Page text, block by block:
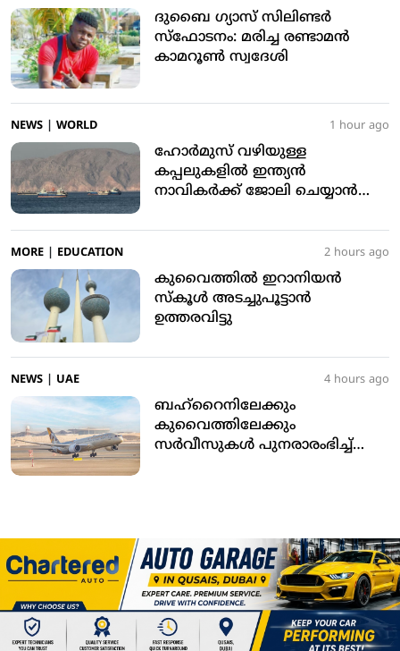
ദുബൈ ഗ്യാസ് സിലിണ്ടര്‍
സ്‌ഫോടനം: മരിച്ച രണ്ടാമന്‍
കാമറൂണ്‍ സ്വദേശി
NEWS WORLD 1 hour ago
ഹോര്‍മുസ് വഴിയുള്ള
കപ്പലുകളില്‍ ഇന്ത്യന്‍
നാവികര്‍ക്ക് ജോലി ചെയ്യാന്‍
MORE EDUCATION 2 hours ago
കുവൈത്തില്‍ ഇറാനിയന്‍
സ്‌കൂള്‍ അടച്ചുപൂട്ടാന്‍
ഉത്തരവിട്ടു
NEWS UAE 4 hours ago
ബഹ്‌റൈനിലേക്കും
കുവൈത്തിലേക്കും
സര്‍വീസുകള്‍ പുനരാരംഭിച്ച്